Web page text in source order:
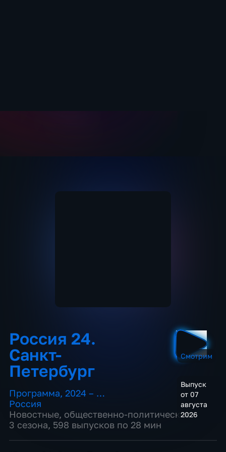
Россия 24.
Санкт-
Петербург
Смотрим
Выпуск
от 07
августа
2026
Программа,2024 – …
Россия
Новостные, общественно-политические
3 сезона, 598 выпусков по 28 мин